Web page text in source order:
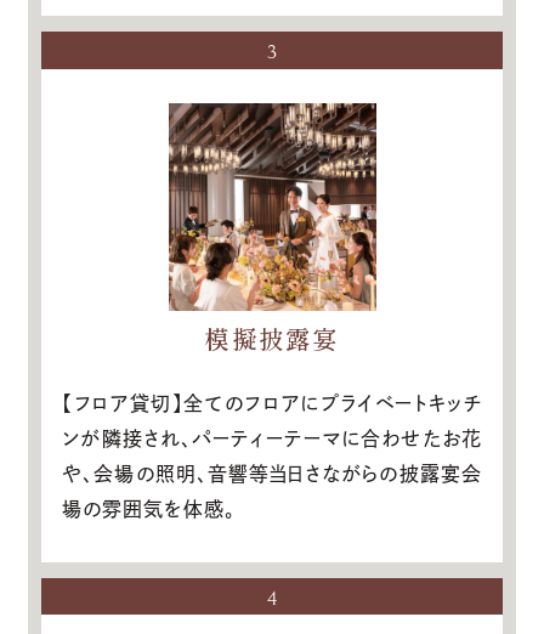
3
模擬披露宴
【フロア貸切】全てのフロアにプライベートキッチ
ンが隣接され、パーティーテーマに合わせたお花
や、会場の照明、音響等当日さながらの披露宴会
場の雰囲気を体感。
4